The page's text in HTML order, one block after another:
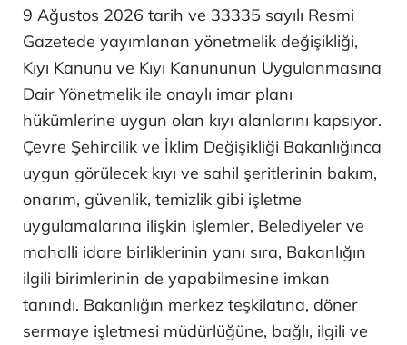
9 Ağustos 2026 tarih ve 33335 sayılı Resmi
Gazetede yayımlanan yönetmelik değişikliği,
Kıyı Kanunu ve Kıyı Kanununun Uygulanmasına
Dair Yönetmelik ile onaylı imar planı
hükümlerine uygun olan kıyı alanlarını kapsıyor.
Çevre Şehircilik ve İklim Değişikliği Bakanlığınca
uygun görülecek kıyı ve sahil şeritlerinin bakım,
onarım, güvenlik, temizlik gibi işletme
uygulamalarına ilişkin işlemler, Belediyeler ve
mahalli idare birliklerinin yanı sıra, Bakanlığın
ilgili birimlerinin de yapabilmesine imkan
tanındı. Bakanlığın merkez teşkilatına, döner
sermaye işletmesi müdürlüğüne, bağlı, ilgili ve